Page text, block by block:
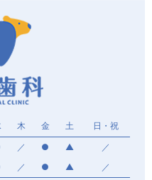
木 金 土
日・祝
／ ● ▲
／
／ ● ▲ ／